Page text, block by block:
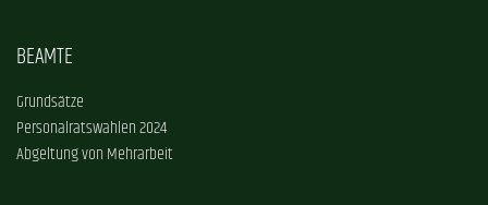
BEAMTE
Grundsätze
Personalratswahlen 2024
Abgeltung von Mehrarbeit